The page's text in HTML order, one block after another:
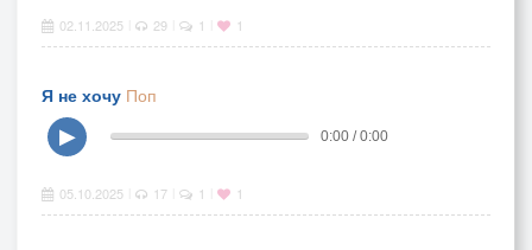
02.11.2025 29 1 1
Я не хочу Поп
▶
0:00 / 0:00
05.10.2025 17 1 1